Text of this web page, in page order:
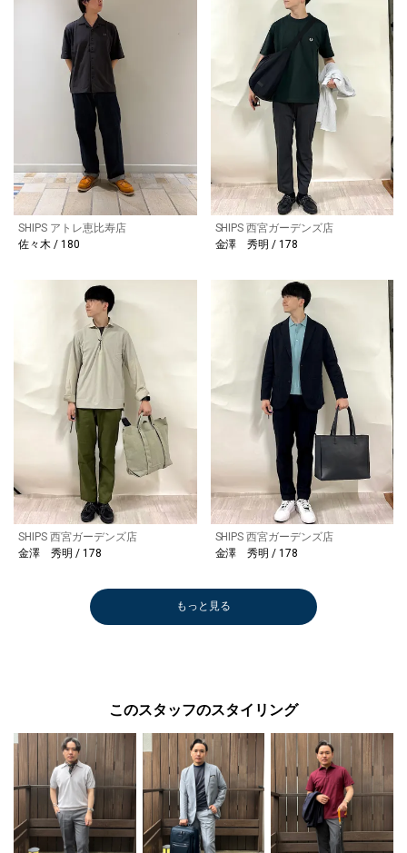
SHIPS アトレ恵比寿店
佐々木 / 180
SHIPS 西宮ガーデンズ店
金澤 秀明 / 178
SHIPS 西宮ガーデンズ店
金澤 秀明 / 178
SHIPS 西宮ガーデンズ店
金澤 秀明 / 178
もっと見る
このスタッフのスタイリング